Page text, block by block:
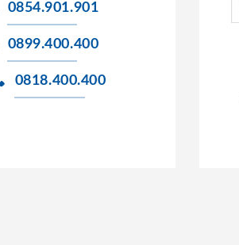
0854.901.901
0899.400.400
0818.400.400